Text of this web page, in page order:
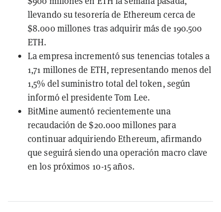
llevando su tesorería de Ethereum cerca de
$8.000 millones tras adquirir más de 190.500
ETH.
La empresa incrementó sus tenencias totales a
1,71 millones de ETH, representando menos del
1,5% del suministro total del token, según
informó el presidente Tom Lee.
BitMine aumentó recientemente una
recaudación de $20.000 millones para
continuar adquiriendo Ethereum, afirmando
que seguirá siendo una operación macro clave
en los próximos 10-15 años.